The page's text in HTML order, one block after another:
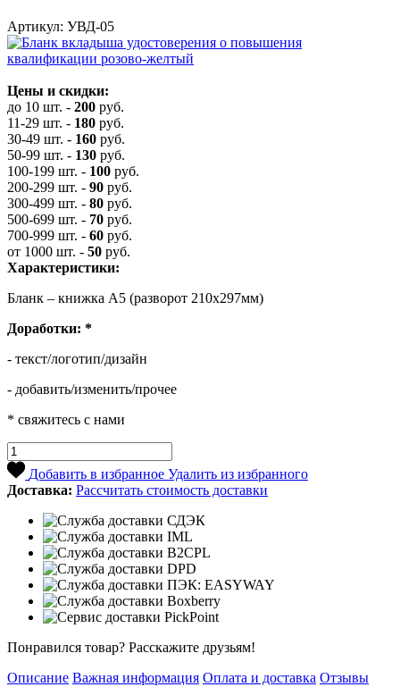
Артикул: УВД-05
Цены и скидки:
до 10 шт. - 200 руб.
11-29 шт. - 180 руб.
30-49 шт. - 160 руб.
50-99 шт. - 130 руб.
100-199 шт. - 100 руб.
200-299 шт. - 90 руб.
300-499 шт. - 80 руб.
500-699 шт. - 70 руб.
700-999 шт. - 60 руб.
от 1000 шт. - 50 руб.
Характеристики:
Бланк – книжка А5 (разворот 210х297мм)
Доработки: *
- текст/логотип/дизайн
- добавить/изменить/прочее
* свяжитесь с нами
Добавить в избранное Удалить из избранного
Доставка: Рассчитать стоимость доставки
Понравился товар? Расскажите друзьям!
Описание Важная информация Оплата и доставка Отзывы